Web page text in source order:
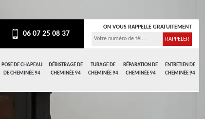
POSE DE CHAPEAU
DE CHEMINÉE 94
DÉBISTRAGE DE
CHEMINÉE 94
TUBAGE DE
CHEMINÉE 94
RÉPARATION DE
CHEMINÉE 94
ENTRETIEN DE
CHEMINÉE 94
06 07 25 08 37
ON VOUS RAPPELLE GRATUITEMENT